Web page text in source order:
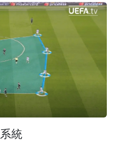
統